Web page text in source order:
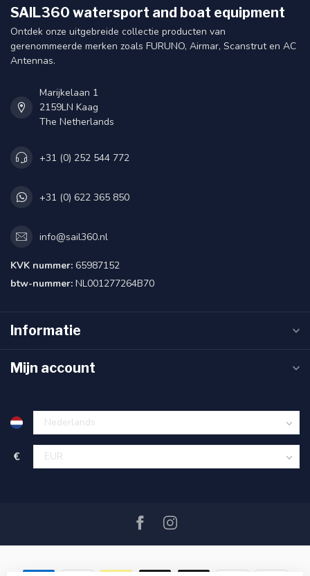
SAIL360 watersport and boat equipment
Ontdek onze uitgebreide collectie producten van
gerenommeerde merken zoals FURUNO, Airmar, Scanstrut en AC
Antennas.
Marijkelaan 1
2159LN Kaag
The Netherlands
+31 (0) 252 544 772
+31 (0) 622 365 850
info@sail360.nl
KVK nummer: 65987152
btw-nummer: NL001277264B70
Informatie
Mijn account
€